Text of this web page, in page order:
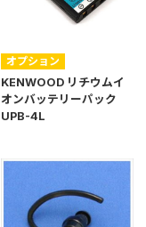
オプション
KENWOOD リチウムイ
オンバッテリーパック
UPB-4L